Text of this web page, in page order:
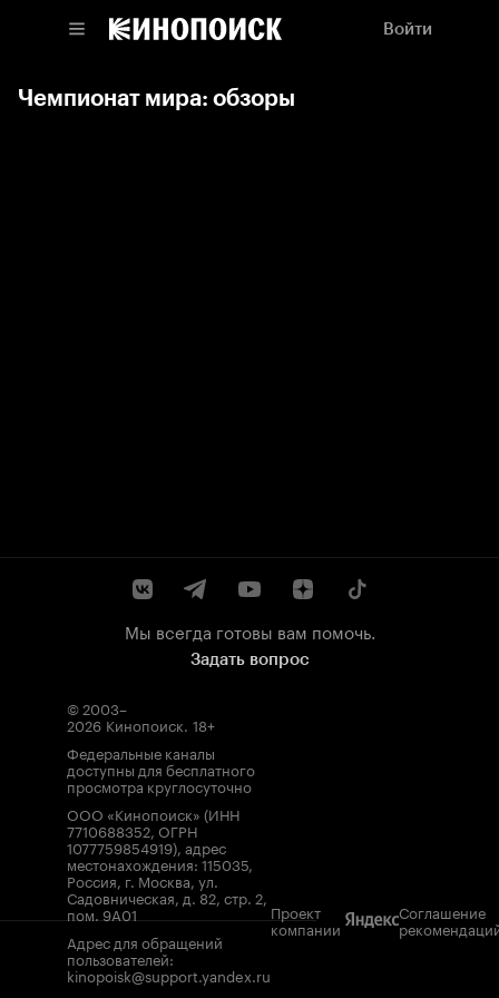
Войти
Чемпионат мира: обзоры
Мы всегда готовы вам помочь.
Задать вопрос
© 2003–
2026 Кинопоиск. 18+
Федеральные каналы
доступны для бесплатного
просмотра круглосуточно
ООО «Кинопоиск» (ИНН
7710688352, ОГРН
1077759854919), адрес
местонахождения: 115035,
Россия, г. Москва, ул.
Садовническая, д. 82, стр. 2,
пом. 9А01
Адрес для обращений
пользователей:
kinopoisk@support.yandex.ru
Проект
компании
Соглашение